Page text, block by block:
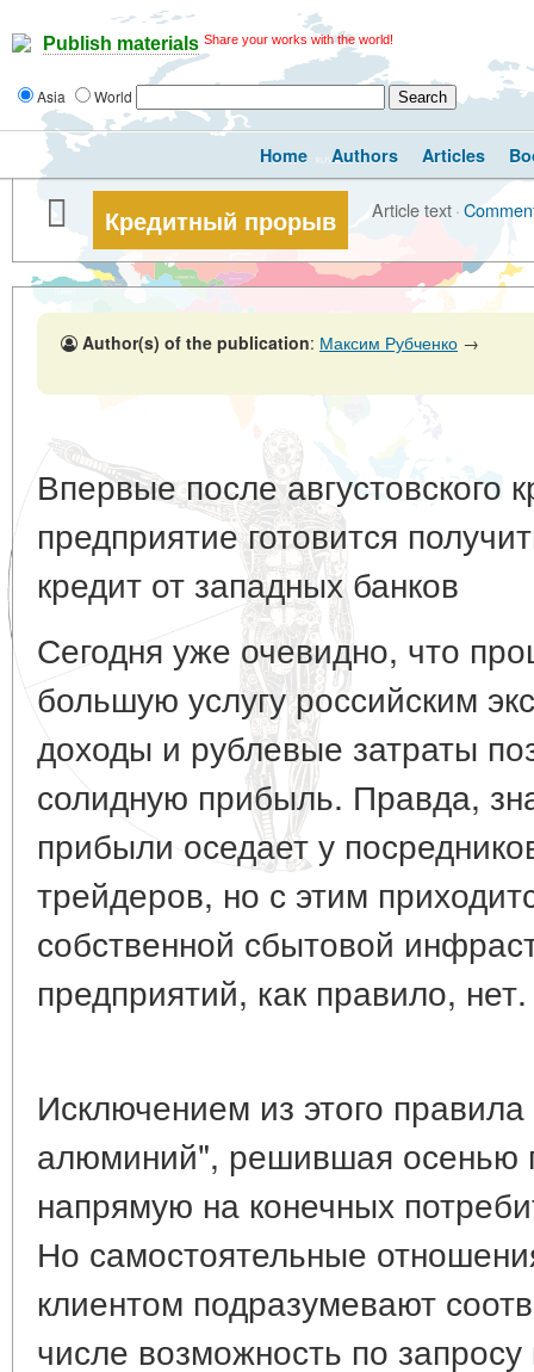
Publish materials Share your works with the world!
Asia World
Home Authors Articles
Кредитный прорыв Article text·
Author(s) of the publication: Максим Рубченко →
Впервые после августовского
предприятие готовится
кредит от западных банков
Сегодня уже очевидно, что
большую услугу российским
доходы и рублевые затраты
солидную прибыль. Правда,
прибыли оседает у
трейдеров, но с этим
собственной сбытовой
предприятий, как правило, нет.
Исключением из этого
алюминий", решившая осенью
напрямую на конечных
Но самостоятельные
клиентом подразумевают
числе возможность по